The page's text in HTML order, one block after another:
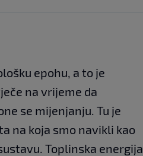
epohu, a to je
na vrijeme da
se mijenjanju. Tu je
na koja smo navikli kao
Toplinska energija